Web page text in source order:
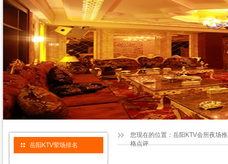
您现在的位置： 岳阳KTV会所夜场
格点评
岳阳KTV荤场排名